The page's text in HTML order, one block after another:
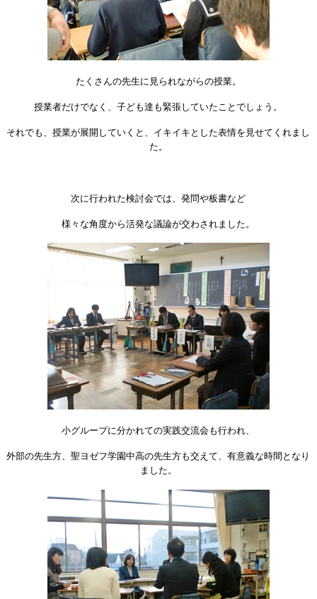
たくさんの先生に見られながらの授業。
授業者だけでなく、子ども達も緊張していたことでしょう。
それでも、授業が展開していくと、イキイキとした表情を見せてくれまし
た。
次に行われた検討会では、発問や板書など
様々な角度から活発な議論が交わされました。
小グループに分かれての実践交流会も行われ、
外部の先生方、聖ヨゼフ学園中高の先生方も交えて、有意義な時間となり
ました。